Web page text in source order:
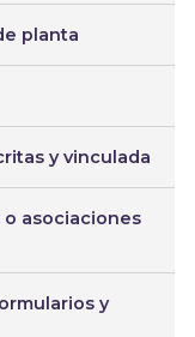
planta
y vinculada
o asociaciones
y